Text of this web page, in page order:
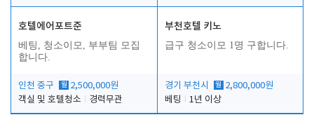
호텔에어포트준
베팅, 청소이모, 부부팀 모집
합니다.
인천 중구 월 2,500,000원
객실 및 호텔청소
경력무관
부천호텔 키노
급구 청소이모 1명 구합니다.
경기 부천시 월 2,800,000원
베팅
1년 이상